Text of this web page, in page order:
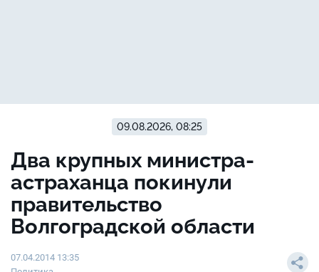
09.08.2026, 08:25
Два крупных министра-
астраханца покинули
правительство
Волгоградской области
07.04.2014 13:35